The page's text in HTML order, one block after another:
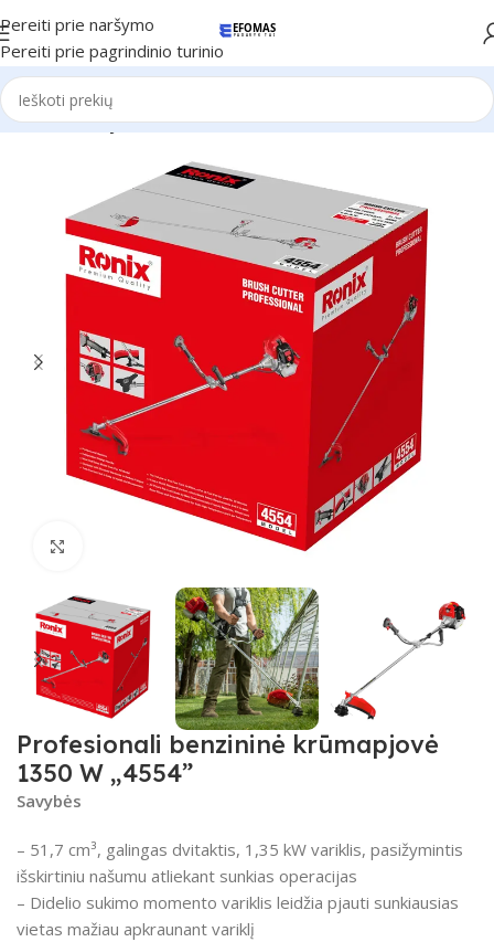
Pereiti prie naršymo
Pereiti prie pagrindinio turinio
Pradžia Naujienos
Spustelėkite, kad padidintumėte
Profesionali benzininė krūmapjovė
1350 W „4554”
Savybės
– 51,7 cm³, galingas dvitaktis, 1,35 kW variklis, pasižymintis
išskirtiniu našumu atliekant sunkias operacijas
– Didelio sukimo momento variklis leidžia pjauti sunkiausias
vietas mažiau apkraunant variklį